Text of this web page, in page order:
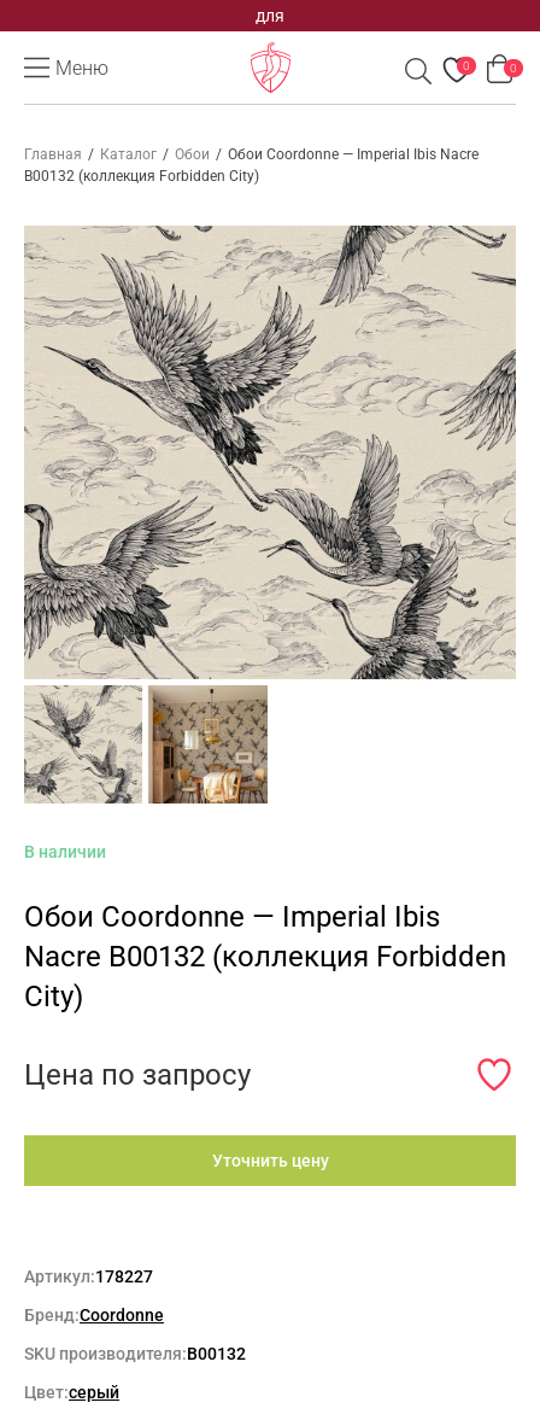
для
Меню 0 0
Главная / Каталог / Обои / Обои Coordonne — Imperial Ibis Nacre
B00132 (коллекция Forbidden City)
В наличии
Обои Coordonne — Imperial Ibis
Nacre B00132 (коллекция Forbidden
City)
Цена по запросу
Уточнить цену
Артикул:178227
Бренд:Coordonne
SKU производителя:B00132
Цвет:серый